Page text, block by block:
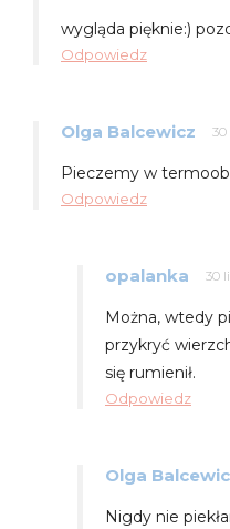
wygląda pięknie:)
Odpowiedz
Olga Balcewicz 30
Pieczemy w
Odpowiedz
opalanka 30
Można, wtedy
przykryć
się rumienił.
Odpowiedz
Olga
Nigdy nie